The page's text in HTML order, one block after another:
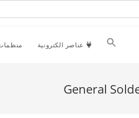
عناصر الكترونية
General